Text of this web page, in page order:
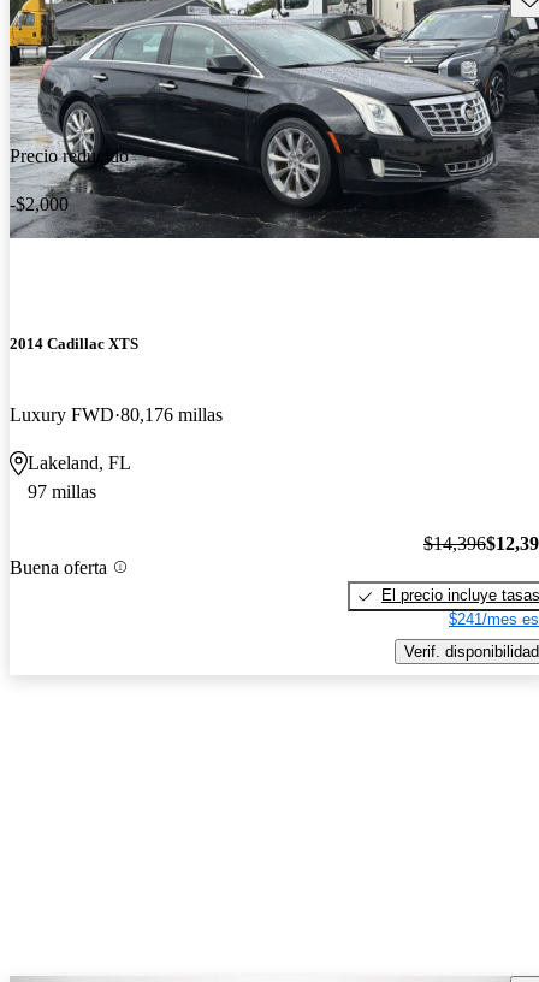
Precio reducido
-$2,000
2014 Cadillac XTS
Luxury FWD 80,176 millas
Lakeland, FL
97 millas
Buena oferta
$14,396
El precio incluye tasas
$241/mes
Verif. disponibilidad